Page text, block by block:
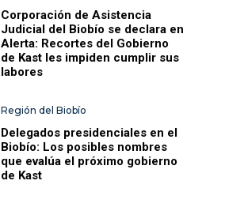
Corporación de Asistencia
Judicial del Biobío se declara en
Alerta: Recortes del Gobierno
de Kast les impiden cumplir sus
labores
Región del Biobío
Delegados presidenciales en el
Biobío: Los posibles nombres
que evalúa el próximo gobierno
de Kast